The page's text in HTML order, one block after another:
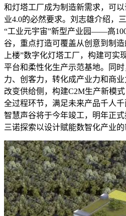
和灯塔工厂成为制造新需求，可
业4.0的必然要求。刘志雄介绍，
“工业元宇宙”新型产业园——高
谷，重点打造可覆盖从创意到制
上楼”数字化灯塔工厂，构建可实
平台和柔性化生产示范基地。同
力、创客力，转化成产业力和商业
改变供给侧，构建C2M生产新模式
全过程环节，满足未来产品千人
智慧声谷将于今年竣工，明年正
三诺探索以设计赋能数智化产业的